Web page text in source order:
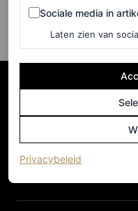
Sociale media in
Sociale media in
Laten zien van
Privacybeleid